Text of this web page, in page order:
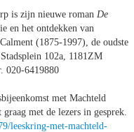
is zijn nieuwe roman De
en het ontdekken van
(1875-1997), de oudste
102a, 1181ZM
020-6419880
met Machteld
met de lezers in gesprek.
leeskring-met-machteld-